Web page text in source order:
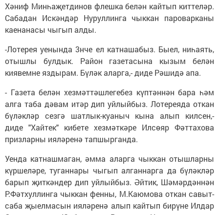
Хәниф Минһаҗетдинов флешка белән кайтып киттеләр.
Сабадан Искәндәр Нуруллинга чыккан пароварканы
каенанасы чыгып алды.
-Лотерея уенында 3нче ел катнашабыз. Быел, ниһаять,
отышлы булдык. Район газетасына кызым белән
киявемне яздырам. Бүләк аларга,- диде Рәшидә апа.
- Газета белән хезмәт­тәшл­егебез күптәннән бара һәм
алга таба дәвам итәр дип уйлыйбыз. Лотереяда откан
бүләкләр сезгә шатлык-куаныч кына алып килсен,-
диде "Хайтек" кибете хезмәткәре Илсөяр Фәттахова
призларны ияләренә тапшырганда.
Уенда катнашмаган, әм­ма аларга чыккан отышларны
күршеләре, туганнары чыгып алганнарга да бүләкләр
барып җиткәндер дип уйлыйбыз. Әйтик, Шәмәрдәннән
Р.Фәтхуллинга чыккан фенны, М.Каюмова откан савыт-
саба җыелмасын ияләренә алып кайтып бирүне Илдар